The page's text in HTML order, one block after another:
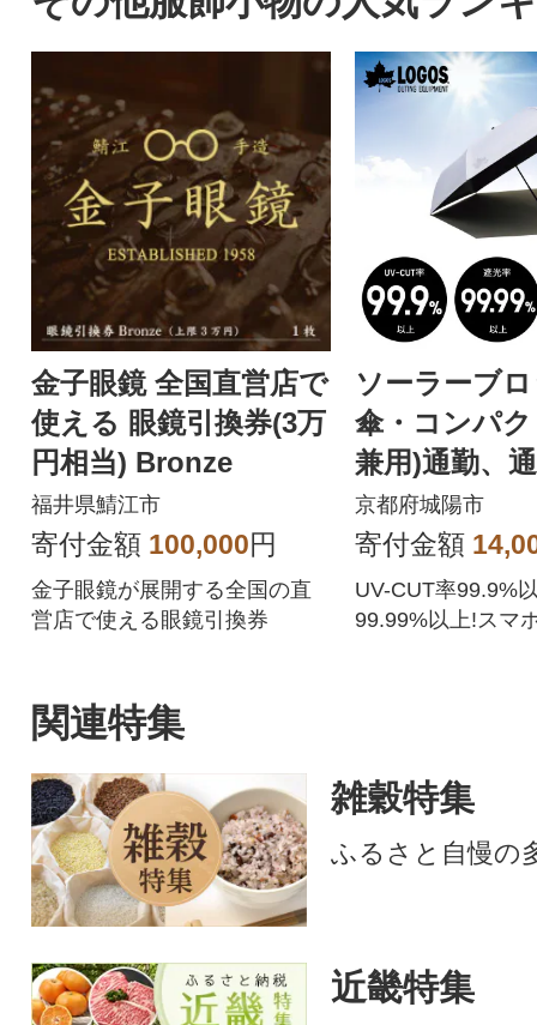
金子眼鏡 全国直営店で
使える 眼鏡引換券(3万
円相当) Bronze
福井県鯖江市
寄付金額 100,000円
金子眼鏡が展開する全国の直
営店で使える眼鏡引換券
ソーラーブ
傘・コンパ
兼用)通勤、
えるアウト
81336745
京都府城陽市
寄付金額
UV-CUT率99.9%
99.99%以上!スマ
関連特集
雑穀特集
ふるさと自慢の
近畿特集